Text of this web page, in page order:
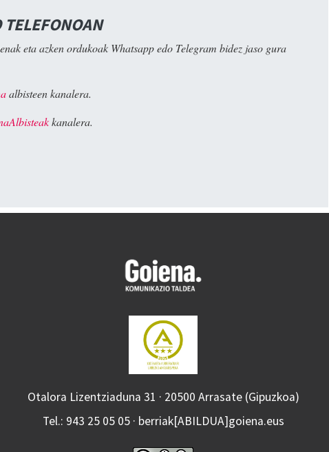
eta azken ordukoak Whatsapp edo Telegram bidez jaso gura
albisteen kanalera.
kanalera.
Otalora Lizentziaduna 31 · 20500 Arrasate (Gipuzkoa)
Tel.: 943 25 05 05 · berriak[ABILDUA]goiena.eus